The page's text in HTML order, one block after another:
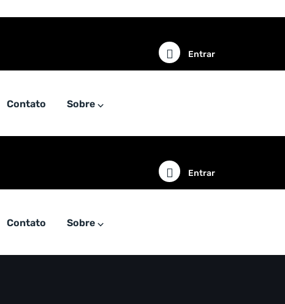
Entrar
Contato Sobre ⌵
Entrar
Contato Sobre ⌵